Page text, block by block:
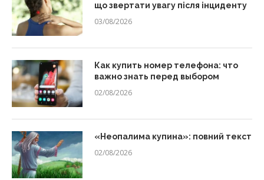
що звертати увагу після інциденту
03/08/2026
Как купить номер телефона: что
важно знать перед выбором
02/08/2026
«Неопалима купина»: повний текст
02/08/2026